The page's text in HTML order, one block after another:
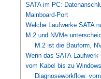
SATA im PC:
Mainboard-Port
Welche Laufwerke SATA
M.2 und NVMe
M.2 ist die Bauform,
Wenn das SATA-
vom Kabel bis zu
Diagnoseworkflow: